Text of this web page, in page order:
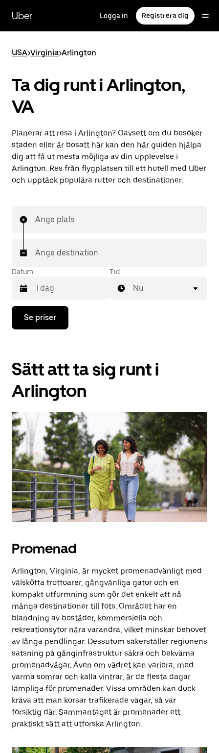
huvudinnehållet
Uber Logga in Registrera dig
USA>Virginia>Arlington
Ta dig runt i Arlington,
VA
Planerar att resa i Arlington? Oavsett om du besöker
staden eller är bosatt här kan den här guiden hjälpa
dig att få ut mesta möjliga av din upplevelse i
Arlington. Res från flygplatsen till ett hotell med Uber
och upptäck populära rutter och destinationer.
Ange plats
Ange destination
Datum
Tryck
nedåtpilen
kalendern
och
ett
på
ESC-
knappen
för
att
stänga
kalendern.
Tid
Nu
Se priser
Sätt att ta sig runt i
Arlington
Promenad
Arlington, Virginia, är mycket promenadvänligt med
välskötta trottoarer, gångvänliga gator och en
kompakt utformning som gör det enkelt att nå
många destinationer till fots. Området har en
blandning av bostäder, kommersiella och
rekreationsytor nära varandra, vilket minskar behovet
av långa pendlingar. Dessutom säkerställer regionens
satsning på gånginfrastruktur säkra och bekväma
promenadvägar. Även om vädret kan variera, med
varma somrar och kalla vintrar, är de flesta dagar
lämpliga för promenader. Vissa områden kan dock
kräva att man korsar trafikerade vägar, så var
försiktig där. Sammantaget är promenader ett
praktiskt sätt att utforska Arlington.